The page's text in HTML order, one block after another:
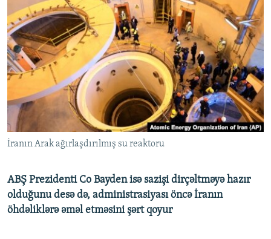
ARAŞDIRMA
MULTIMEDIA
VIDEO
FOTOQALEREYA
İNFOQRAFIKA
RADIO ARXIV
AZƏRBAYCAN ƏDƏBIYYATI KITABXANASI
İSLAM VƏ DEMOKRATIYA
İZ - MƏDƏNIYYƏT PROQRAMI
HAQQIMIZDA
MISSIYAMIZ
PEŞƏ ETIKASI VƏ JURNALISTIKA STANDARTLARIMIZ
MATERIALLARIMIZDAN ISTIFADƏ
BIZIMLƏ ƏLAQƏ
XƏBƏR BÜLLETENLƏRIMIZ
BIZI IZLƏ
İranın Arak ağırlaşdırılmış su reaktoru
ABŞ Prezidenti Co Bayden isə sazişi dirçəltməyə hazır
olduğunu desə də, administrasiyası öncə İranın
öhdəliklərə əməl etməsini şərt qoyur